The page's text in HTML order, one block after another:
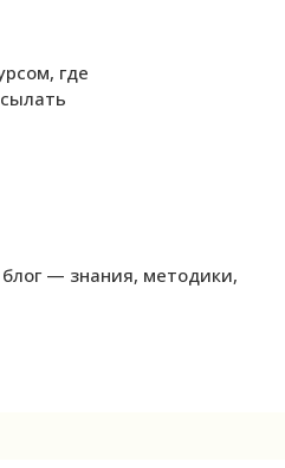
где
— знания, методики,